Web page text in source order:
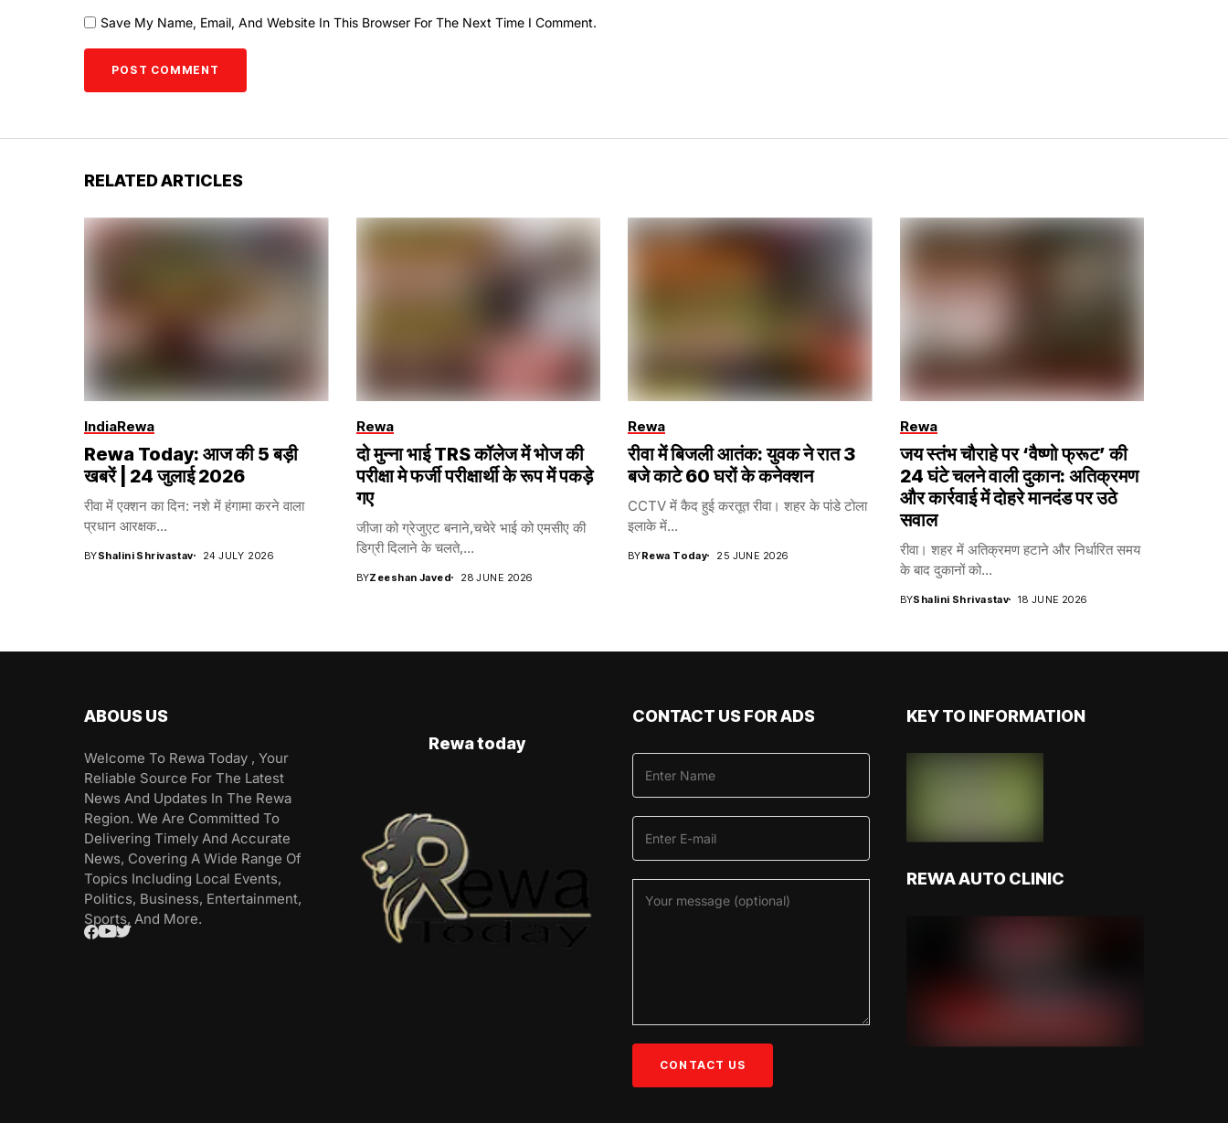
Save My Name, Email, And Website In This Browser For The Next Time I Comment.
RELATED ARTICLES
IndiaRewa
Rewa Today: आज की 5 बड़ी
खबरें | 24 जुलाई 2026
रीवा में एक्शन का दिन: नशे में हंगामा करने वाला
प्रधान आरक्षक...
BYShalini Shrivastav 24 JULY 2026
Rewa
दो मुन्ना भाई TRS कॉलेज में भोज की
परीक्षा मे फर्जी परीक्षार्थी के रूप में पकड़े
गए
जीजा को ग्रेजुएट बनाने,चचेरे भाई को एमसीए की
डिग्री दिलाने के चलते,...
BYZeeshan Javed 28 JUNE 2026
Rewa
रीवा में बिजली आतंक: युवक ने रात 3
बजे काटे 60 घरों के कनेक्शन
CCTV में कैद हुई करतूत रीवा। शहर के पांडे टोला
इलाके में...
BYRewa Today 25 JUNE 2026
Rewa
जय स्तंभ चौराहे पर ‘वैष्णो फ्रूट’ की
24 घंटे चलने वाली दुकान: अतिक्रमण
और कार्रवाई में दोहरे मानदंड पर उठे
सवाल
रीवा। शहर में अतिक्रमण हटाने और निर्धारित समय
के बाद दुकानों को...
BYShalini Shrivastav 18 JUNE 2026
ABOUS US
Welcome To Rewa Today , Your
Reliable Source For The Latest
News And Updates In The Rewa
Region. We Are Committed To
Delivering Timely And Accurate
News, Covering A Wide Range Of
Topics Including Local Events,
Politics, Business, Entertainment,
Sports, And More.
Rewa today
CONTACT US FOR ADS KEY TO INFORMATION
REWA AUTO CLINIC